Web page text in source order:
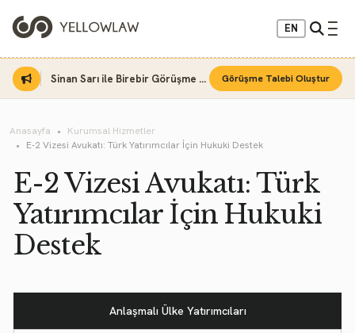
EN
Sinan Sarı ile Birebir Görüşme Fırsatı Görüşme Talebi Oluştur
Anasayfa
Kurumsal Hizmetler
E-2 Vizesi Avukatı: Türk Yatırımcılar İçin Hukuki Destek
E-2 Vizesi Avukatı: Türk
Yatırımcılar İçin Hukuki
Destek
Anlaşmalı Ülke Yatırımcıları